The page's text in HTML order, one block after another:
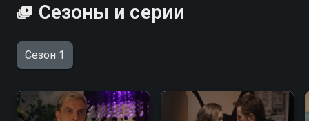
Сезоны и серии
Сезон 1